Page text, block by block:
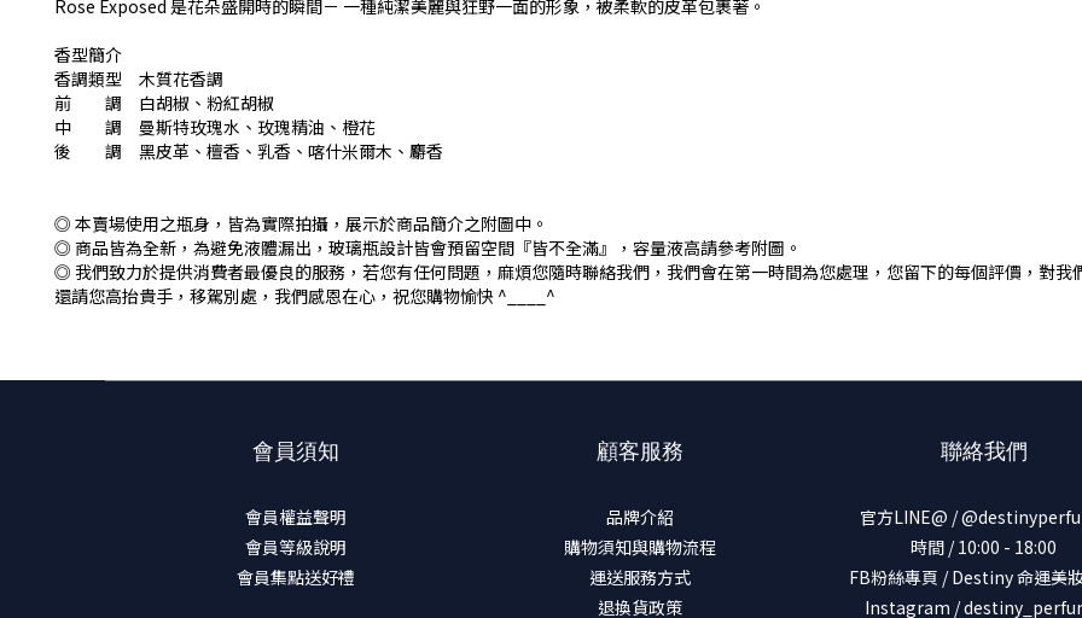
Rose Exposed 是花朵盛開時的瞬間－ 一種純潔美麗與狂野一面的形象，被柔軟的皮革包裹著。
香型簡介
香調類型 木質花香調
前 調 白胡椒、粉紅胡椒
中 調 曼斯特玫瑰水、玫瑰精油、橙花
後 調 黑皮革、檀香、乳香、喀什米爾木、麝香
◎ 本賣場使用之瓶身，皆為實際拍攝，展示於商品簡介之附圖中。
◎ 商品皆為全新，為避免液體漏出，玻璃瓶設計皆會預留空間『皆不全滿』，容量液高請參考附圖。
◎ 我們致力於提供消費者最優良的服務，若您有任何問題，麻煩您隨時聯絡我們，我們會在第一時間為您處理，您留下的每個評價，對
還請您高抬貴手，移駕別處，我們感恩在心，祝您購物愉快 ^____^
會員須知
會員權益聲明
會員等級說明
會員集點送好禮
顧客服務
品牌介紹
購物須知與購物流程
運送服務方式
退換貨政策
聯絡我們
官方LINE@ /
時間 / 10:00 - 18:00
FB粉絲專頁 / Destiny 命運美
Instagram /